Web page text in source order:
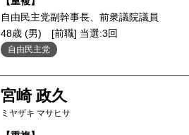
自由民主党副幹事長、前衆議院議員
48歳 (男)
[前職] 当選:3回
自由民主党
宮崎 政久
ミヤザキ マサヒサ